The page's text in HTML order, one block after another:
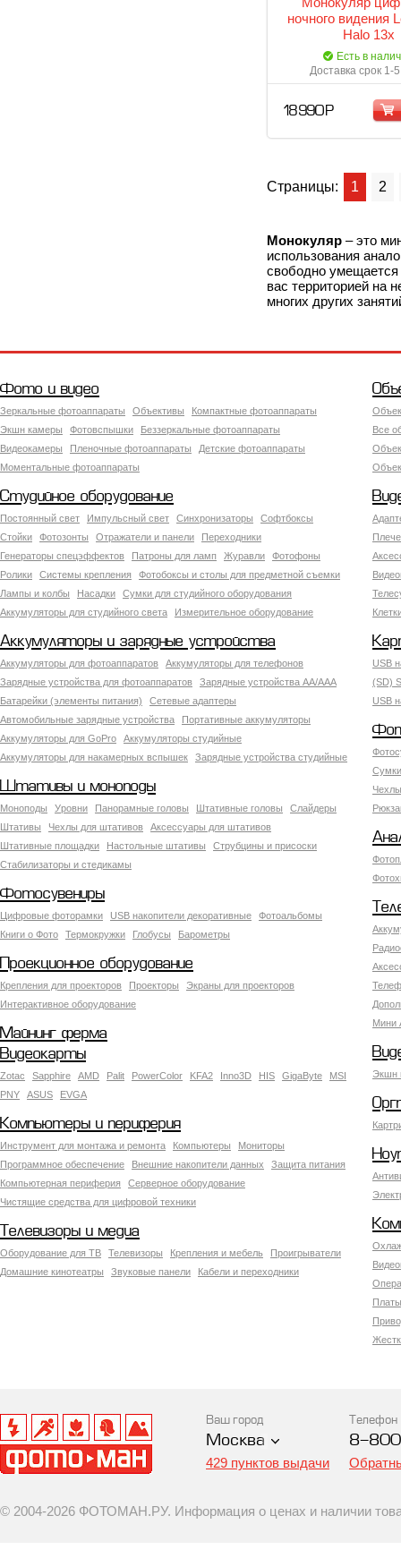
ночного видения
Halo 13x
Есть в
Доставка срок 1-
18 990 Р
Страницы: 1 2
Монокуляр – это
использования
свободно
вас территорией на
многих других
Фото и видео
Зеркальные фотоаппараты Объективы
Компактные фотоаппараты
Экшн камеры
Фотовспышки
Беззеркальные фотоаппараты
Видеокамеры
Пленочные фотоаппараты
Детские фотоаппараты
Моментальные фотоаппараты
Все
Студийное оборудование
Постоянный свет Импульсный свет Синхронизаторы
Софтбоксы
Стойки
Фотозонты Отражатели и панели
Переходники
Генераторы спецэффектов
Патроны для ламп Журавли
Фотофоны
Ролики
Системы крепления
Фотобоксы и столы для предметной съемки
Лампы и колбы
Насадки
Сумки для студийного оборудования
Аккумуляторы для студийного света
Измерительное оборудование
Аккумуляторы и зарядные устройства
Аккумуляторы для фотоаппаратов
Аккумуляторы для телефонов
Зарядные устройства для фотоаппаратов
Зарядные устройства AA/AAA
Батарейки (элементы питания)
Сетевые адаптеры
Автомобильные зарядные устройства
Портативные аккумуляторы
Аккумуляторы для GoPro
Аккумуляторы студийные
Аккумуляторы для накамерных вспышек
Зарядные устройства студийные
USB
(SD)
USB
Штативы и моноподы
Моноподы Уровни Панорамные головы Штативные головы
Слайдеры
Штативы
Чехлы для штативов
Аксессуары для штативов
Штативные площадки
Настольные штативы
Струбцины и присоски
Стабилизаторы и стедикамы
Фотосувениры
Цифровые фоторамки USB накопители декоративные
Фотоальбомы
Книги о Фото
Термокружки Глобусы Барометры
Мини
Проекционное оборудование
Крепления для проекторов Проекторы
Экраны для проекторов
Интерактивное оборудование
Майнинг ферма
Экшн
Видеокарты
Zotac Sapphire AMD Palit PowerColor KFA2 Inno3D HIS GigaByte
MSI
PNY
ASUS EVGA
Компьютеры и периферия
Инструмент для монтажа и ремонта Компьютеры
Мониторы
Программное обеспечение
Внешние накопители данных
Защита питания
Компьютерная периферия
Серверное оборудование
Чистящие средства для цифровой техники
Телевизоры и медиа
Оборудование для ТВ Телевизоры Крепления и мебель
Проигрыватели
Домашние кинотеатры
Звуковые панели Кабели и переходники
Ваш город
Москва
429 пунктов выдачи
Телефон
8-
© 2004-2026 ФОТОМАН.РУ. Информация о ценах и наличии